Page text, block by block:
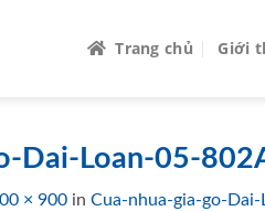
Trang chủ Giới
Dai-Loan-05-
× 900 in Cua-nhua-gia-go-